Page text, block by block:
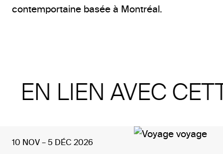
contemportaine basée à Montréal.
EN LIEN AVEC
10 NOV – 5 DÉC 2026